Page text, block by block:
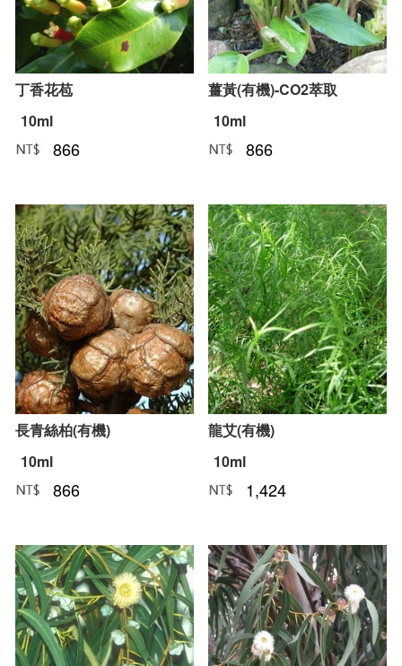
丁香花苞
10ml
NT﹕
866
薑黃(有機)-CO2萃取
10ml
NT﹕
866
長青絲柏(有機)
10ml
NT﹕
866
龍艾(有機)
10ml
NT﹕
1,424